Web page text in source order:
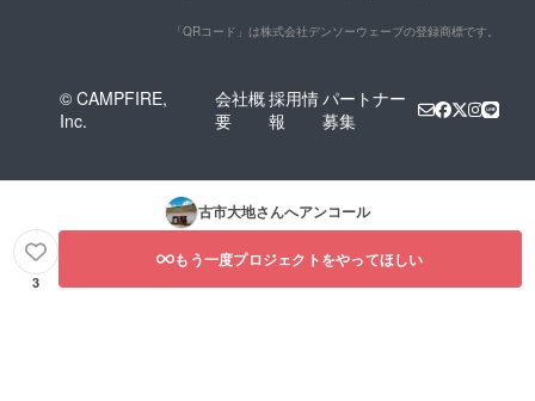
「QRコード」は株式会社デンソーウェーブの登録商標です。
© CAMPFIRE,
Inc.
会社概
要
採用情
報
パートナー
募集
古市大地さんへアンコール
3
もう一度プロジェクトをやってほしい